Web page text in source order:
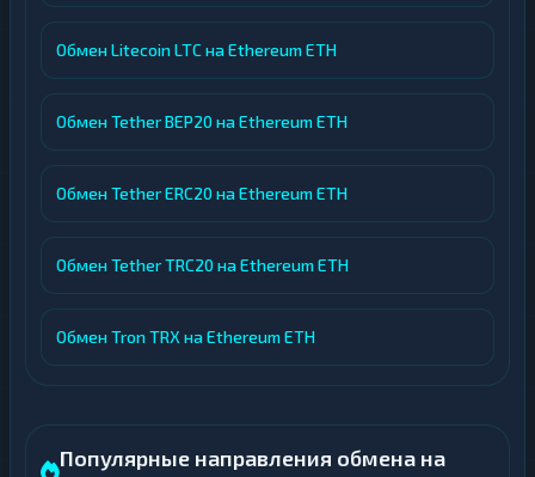
Обмен Litecoin LTC на Ethereum ETH
Обмен Tether BEP20 на Ethereum ETH
Обмен Tether ERC20 на Ethereum ETH
Обмен Tether TRC20 на Ethereum ETH
Обмен Tron TRX на Ethereum ETH
Популярные направления обмена на